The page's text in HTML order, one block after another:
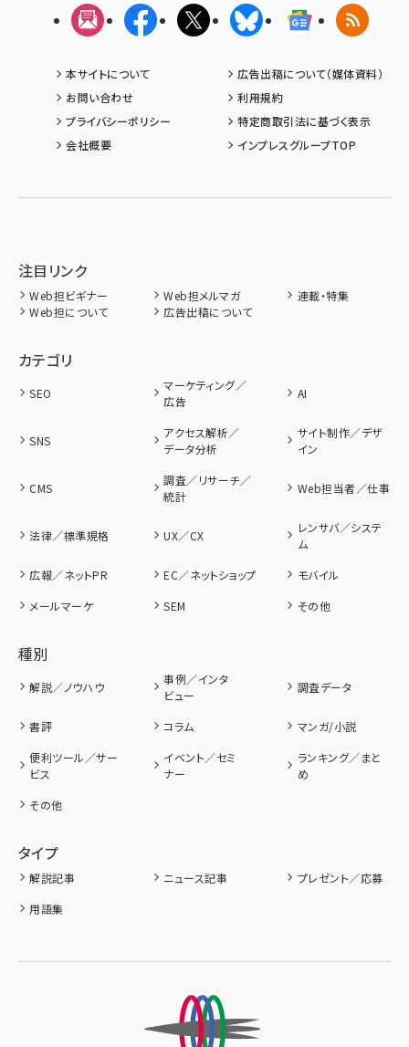
メルマガFacebookX(エックス)BlueskyGoogleニュ
RSS
本サイトについて
広告出稿について（媒体資料）
お問い合わせ
利用規約
プライバシーポリシー
特定商取引法に基づく表示
会社概要
インプレスグループTOP
注目リンク
Web担ビギナー Web担メルマガ
連載・特集
Web担について
広告出稿について
カテゴリ
SEO
マーケティング／
広告
AI
SNS
アクセス解析／
データ分析
サイト制作／デザ
イン
CMS
調査／リサーチ／
統計
Web担当者／仕事
法律／標準規格 UX／CX
レンサバ／システ
ム
広報／ネットPR
EC／ネットショップ
モバイル
メールマーケ
SEM その他
種別
解説／ノウハウ
事例／インタ
ビュー
調査データ
書評 コラム
マンガ/小説
便利ツール／サー
ビス
イベント／セミ
ナー
ランキング／まと
め
その他
タイプ
解説記事 ニュース記事
プレゼント／応募
用語集